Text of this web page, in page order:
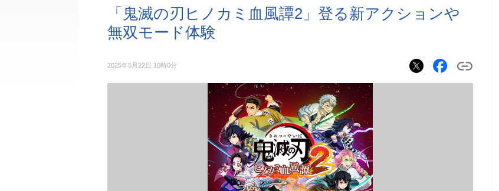
「鬼滅の刃ヒノカミ血風譚2」登る新アクションや
無双モード体験
2025年5月22日 10時0分